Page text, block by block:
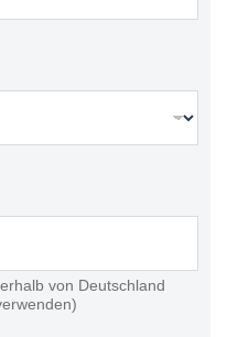
von Deutschland